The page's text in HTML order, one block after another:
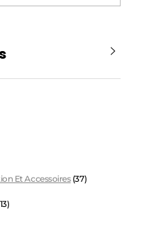
Et Accessoires (37)